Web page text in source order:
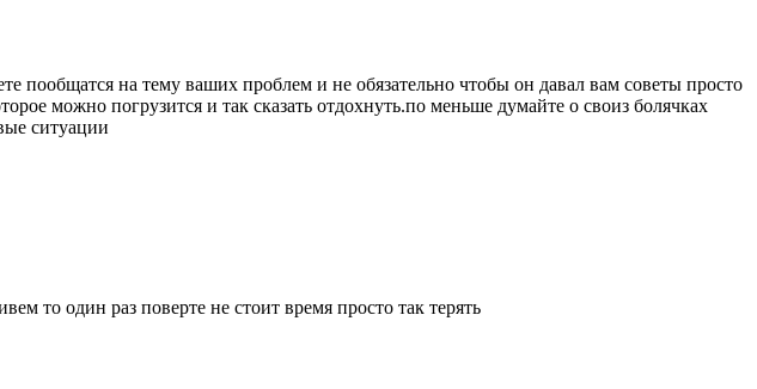
пообщатся на тему ваших проблем и не обязательно чтобы он давал вам советы просто
можно погрузится и так сказать отдохнуть.по меньше думайте о своиз болячках
ситуации
то один раз поверте не стоит время просто так терять